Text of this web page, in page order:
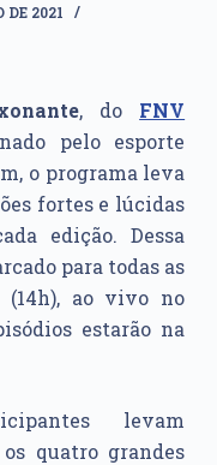
DE 2021
, do FNV
pelo esporte
o programa leva
fortes e lúcidas
edição. Dessa
para todas as
(14h), ao vivo no
estarão na
levam
quatro grandes